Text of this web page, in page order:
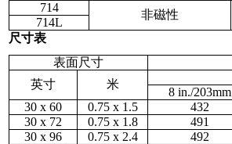
714
非磁性
714L
尺寸表
表面尺寸
英寸
米
8in./203mm
30 x 60
0.75 x 1.5 432
30 x 72
0.75 x 1.8 491
30 x 96
0.75 x 2.4 492